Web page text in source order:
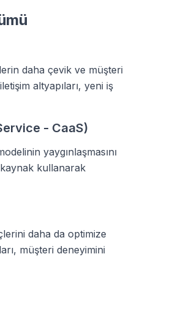
daha çevik ve müşteri
altyapıları, yeni iş
- CaaS)
yaygınlaşmasını
kaynak kullanarak
daha da optimize
müşteri deneyimini